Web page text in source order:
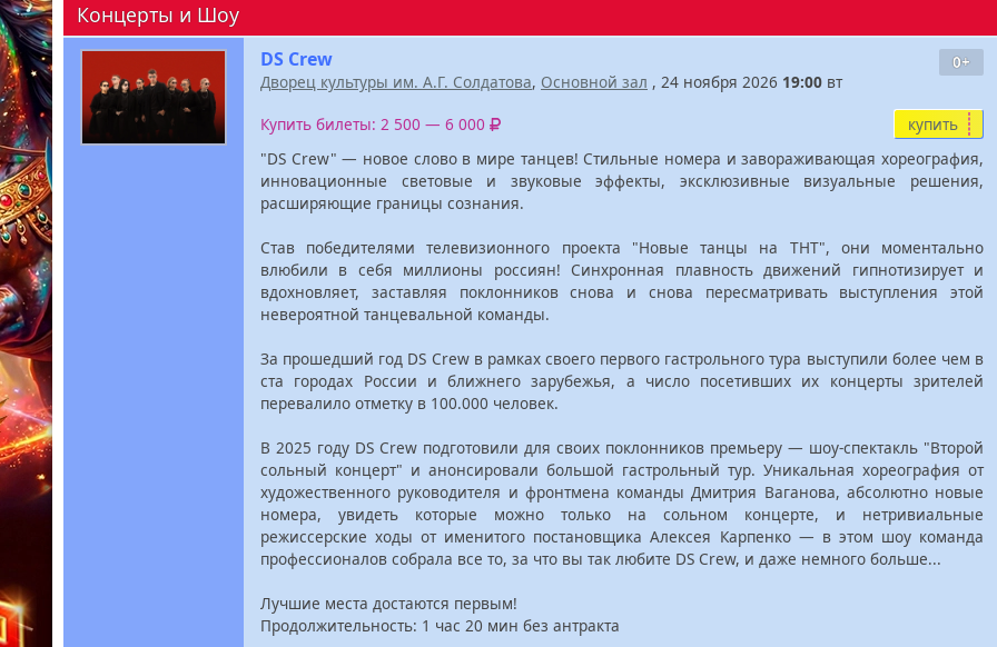
Концерты и Шоу
0+
DS Crew
Дворец культуры им. А.Г. Солдатова, Основной зал , 24 ноября 2026 19:00 вт
Купить билеты: 2 500 — 6 000
купить
"DS Crew" — новое слово в мире танцев! Стильные номера и завораживающая хореография,
инновационные световые и звуковые эффекты, эксклюзивные визуальные решения,
расширяющие границы сознания.
Став победителями телевизионного проекта "Новые танцы на ТНТ", они моментально
влюбили в себя миллионы россиян! Синхронная плавность движений гипнотизирует и
вдохновляет, заставляя поклонников снова и снова пересматривать выступления этой
невероятной танцевальной команды.
За прошедший год DS Crew в рамках своего первого гастрольного тура выступили более чем в
ста городах России и ближнего зарубежья, а число посетивших их концерты зрителей
перевалило отметку в 100.000 человек.
В 2025 году DS Crew подготовили для своих поклонников премьеру — шоу-спектакль "Второй
сольный концерт" и анонсировали большой гастрольный тур. Уникальная хореография от
художественного руководителя и фронтмена команды Дмитрия Ваганова, абсолютно новые
номера, увидеть которые можно только на сольном концерте, и нетривиальные
режиссерские ходы от именитого постановщика Алексея Карпенко — в этом шоу команда
профессионалов собрала все то, за что вы так любите DS Crew, и даже немного больше...
Лучшие места достаются первым!
Продолжительность: 1 час 20 мин без антракта